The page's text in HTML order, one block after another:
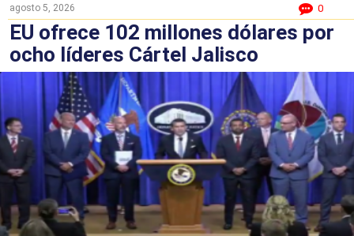
agosto 5, 2026 0
EU ofrece 102 millones dólares por
ocho líderes Cártel Jalisco